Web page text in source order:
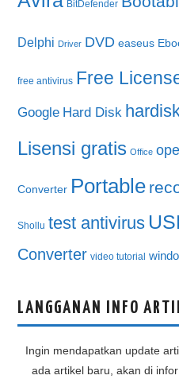
BitDefender
Delphi Driver DVD easeus
free antivirus Free
Google Hard Disk
Lisensi gratis Office
Converter Portable
Shollu test antivirus
Converter video tutorial
LANGGANAN INFO
Ingin mendapatkan update
ada artikel baru, akan di